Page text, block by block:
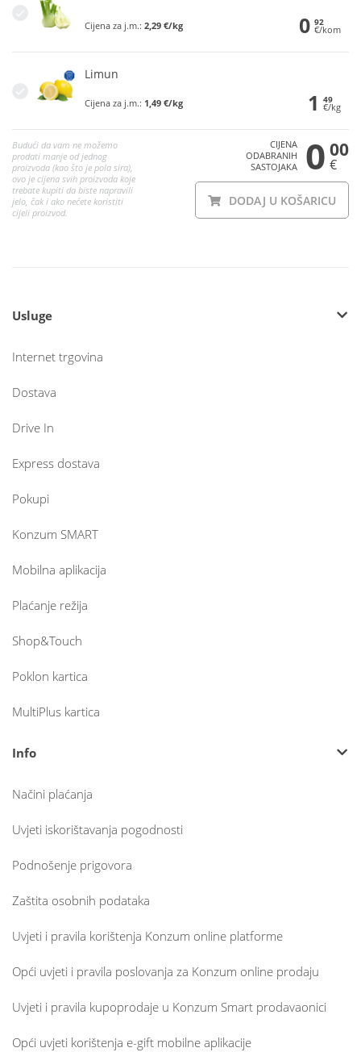
Cijena za j.m.: 2,29 €/kg 0 92
€/kom
Limun
Cijena za j.m.: 1,49 €/kg 1 49
€/kg
Budući da vam ne možemo
prodati manje od jednog
proizvoda (kao što je pola sira),
ovo je cijena svih proizvoda koje
trebate kupiti da biste napravili
jelo, čak i ako nećete koristiti
cijeli proizvod.
CIJENA
ODABRANIH
SASTOJAKA
0 00
€
DODAJ U KOŠARICU
Usluge
Internet trgovina
Dostava
Drive In
Express dostava
Pokupi
Konzum SMART
Mobilna aplikacija
Plaćanje režija
Shop&Touch
Poklon kartica
MultiPlus kartica
Info
Načini plaćanja
Uvjeti iskorištavanja pogodnosti
Podnošenje prigovora
Zaštita osobnih podataka
Uvjeti i pravila korištenja Konzum online platforme
Opći uvjeti i pravila poslovanja za Konzum online prodaju
Uvjeti i pravila kupoprodaje u Konzum Smart prodavaonici
Opći uvjeti korištenja e-gift mobilne aplikacije